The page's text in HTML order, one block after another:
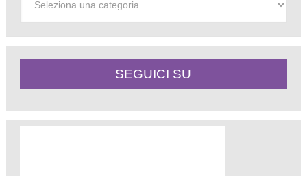
SEGUICI SU